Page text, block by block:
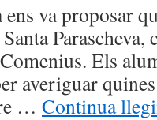
ens va proposar
Parascheva,
Els
averiguar
… Continua